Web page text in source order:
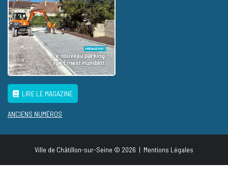
LIRE LE MAGAZINE
ANCIENS NUMÉROS
Ville de Châtillon-sur-Seine © 2026 | Mentions Légales